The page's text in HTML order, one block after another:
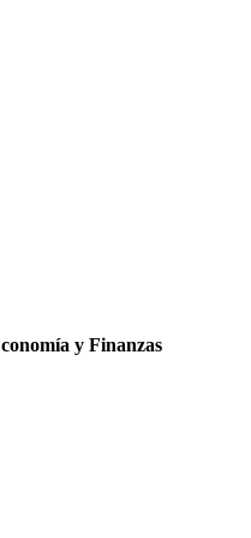
y Finanzas